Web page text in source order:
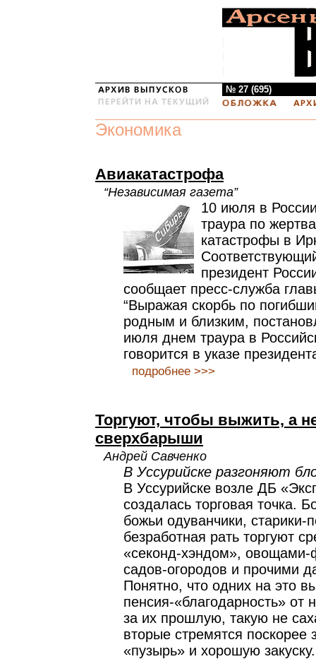
№ 27 (695)
Экономика
Авиакатастрофа
“Независимая газета”
10 июля в
траура по
катастрофы в
президент
сообщает пресс-служба
“Выражая скорбь по
родным и близким,
июля днем траура в
говорится в указе
подробнее >>>
Торгуют, чтобы выжить, а
сверхбарыши
Андрей Савченко
В Уссурийске разгоняют
В Уссурийске возле ДБ
создалась торговая точка.
божьи одуванчики,
безработная рать торгуют
«секонд-хэндом», овощами-
садов-огородов и прочими
Понятно, что одних на это
пенсия-«благодарность» от
за их прошлую, такую не
вторые стремятся поскорее
«пузырь» и хорошую закуску.